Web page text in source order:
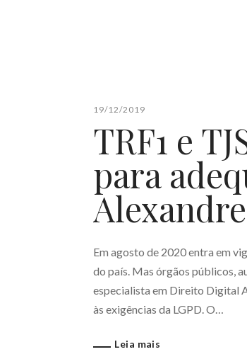
19/12/2019
TRF1 e
para
Em agosto de 2020 entra em
do país. Mas órgãos públicos,
especialista em Direito Digital
às exigências da LGPD. O…
Leia mais